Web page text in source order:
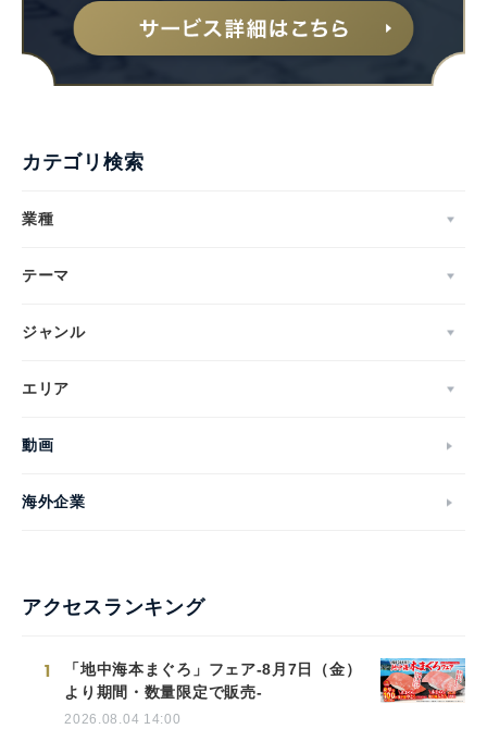
カテゴリ検索
業種
テーマ
ジャンル
エリア
動画
海外企業
アクセスランキング
1
「地中海本まぐろ」フェア-8月7日（金）
より期間・数量限定で販売-
2026.08.04 14:00